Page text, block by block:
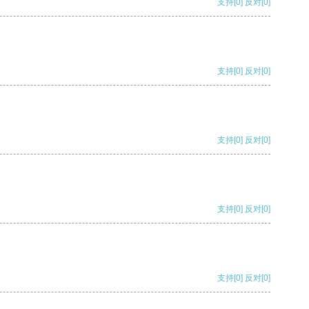
支持 [0] 反对 [0]
支持[0] 反对[0]
支持[0] 反对[0]
支持[0] 反对[0]
支持[0] 反对[0]